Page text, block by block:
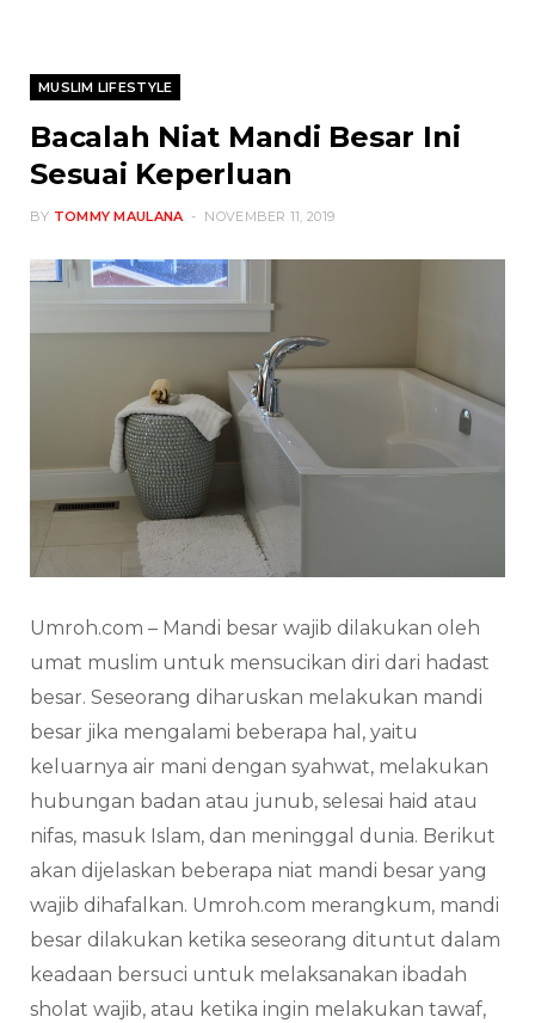
MUSLIM LIFESTYLE
Bacalah Niat Mandi Besar Ini
Sesuai Keperluan
BY TOMMY MAULANA NOVEMBER 11, 2019
Umroh.com – Mandi besar wajib dilakukan oleh
umat muslim untuk mensucikan diri dari hadast
besar. Seseorang diharuskan melakukan mandi
besar jika mengalami beberapa hal, yaitu
keluarnya air mani dengan syahwat, melakukan
hubungan badan atau junub, selesai haid atau
nifas, masuk Islam, dan meninggal dunia. Berikut
akan dijelaskan beberapa niat mandi besar yang
wajib dihafalkan. Umroh.com merangkum, mandi
besar dilakukan ketika seseorang dituntut dalam
keadaan bersuci untuk melaksanakan ibadah
sholat wajib, atau ketika ingin melakukan tawaf,